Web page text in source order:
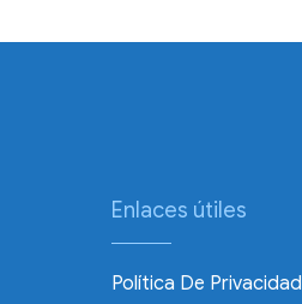
Enlaces útiles
Política De Privacidad